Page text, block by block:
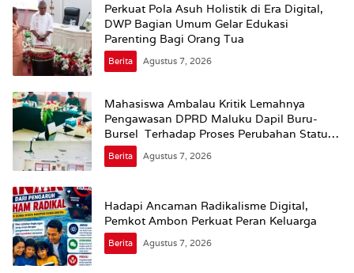
Perkuat Pola Asuh Holistik di Era Digital,
DWP Bagian Umum Gelar Edukasi
Parenting Bagi Orang Tua
Berita Agustus 7, 2026
Mahasiswa Ambalau Kritik Lemahnya
Pengawasan DPRD Maluku Dapil Buru-
Bursel Terhadap Proses Perubahan Status
Jalan
Berita Agustus 7, 2026
Hadapi Ancaman Radikalisme Digital,
Pemkot Ambon Perkuat Peran Keluarga
Berita Agustus 7, 2026